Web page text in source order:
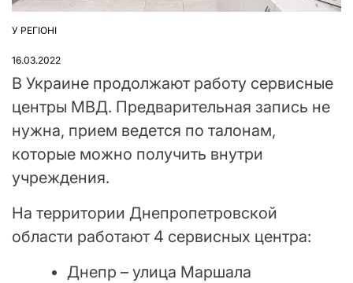
ОПУБЛІКУВАТИ
У РЕГІОНІ
16.03.2022
В Украине продолжают работу сервисные
центры МВД. Предварительная запись не
нужна, прием ведется по талонам,
которые можно получить внутри
учреждения.
На территории Днепропетровской
области работают 4 сервисных центра:
Днепр – улица Маршала